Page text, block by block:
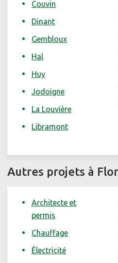
Couvin
Dinant
Gembloux
Hal
Huy
Jodoigne
La Louvière
Libramont
Autres projets à
Architecte et
permis
Chauffage
Électricité